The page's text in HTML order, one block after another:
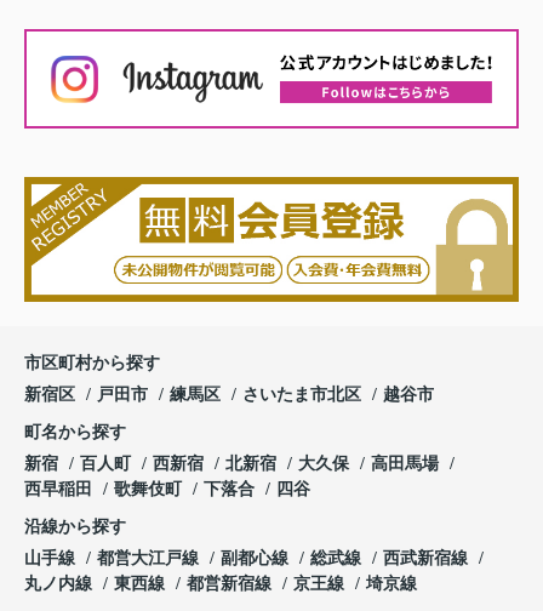
市区町村から探す
新宿区
戸田市 練馬区 さいたま市北区 越谷市
町名から探す
新宿
百人町 西新宿 北新宿 大久保
高田馬場
西早稲田
歌舞伎町 下落合 四谷
沿線から探す
山手線
都営大江戸線 副都心線 総武線
西武新宿線
丸ノ内線
東西線 都営新宿線 京王線 埼京線